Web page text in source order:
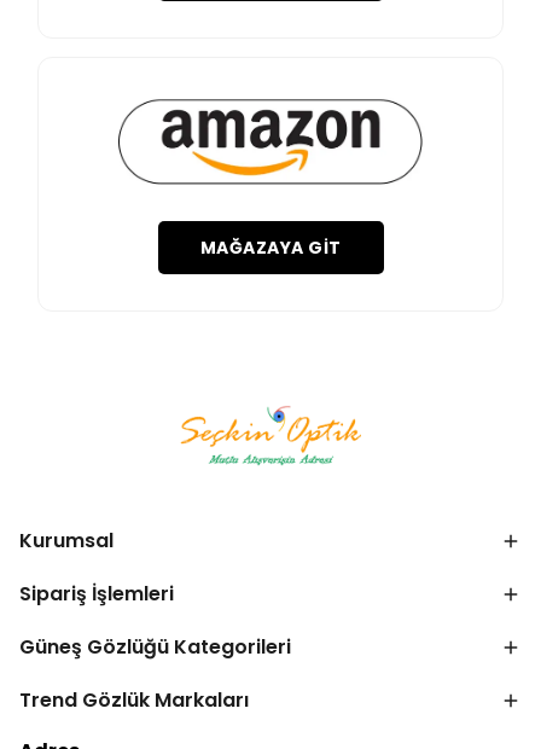
MAĞAZAYA GIT
Kurumsal
Sipariş İşlemleri
Güneş Gözlüğü Kategorileri
Trend Gözlük Markaları